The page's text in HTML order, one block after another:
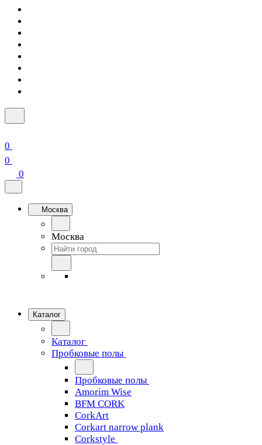
0
0
0
Москва
Москва
Каталог
Каталог
Пробковые полы
Пробковые полы
Amorim Wise
BFM CORK
CorkArt
Corkart narrow plank
Corkstyle